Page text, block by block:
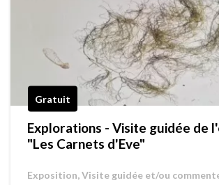
Gratuit
Explorations - Visite guidée de
"Les Carnets d'Eve"
Exposition, Visite guidée et/ou